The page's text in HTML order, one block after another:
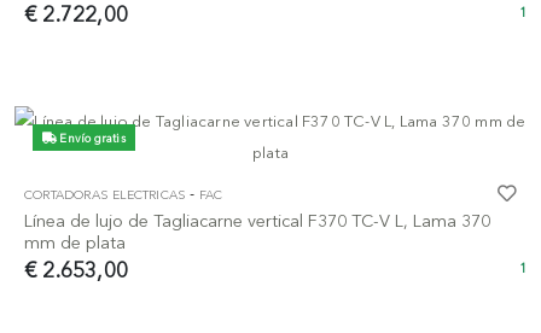
€ 2.722,00 1
Envío gratis
CORTADORAS ELECTRICAS - FAC
Línea de lujo de Tagliacarne vertical F370 TC-V L, Lama 370
mm de plata
€ 2.653,00 1